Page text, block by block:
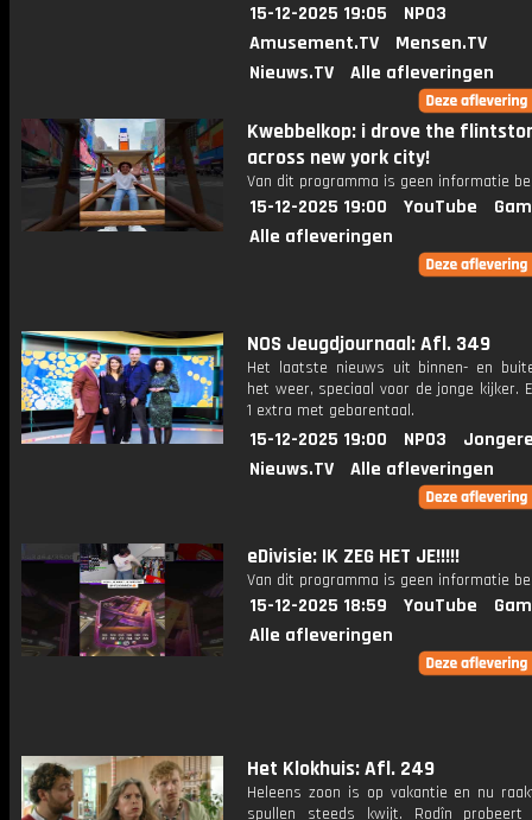
15-12-2025 19:05
NPO3
Amusement.TV
Mensen.TV
Nieuws.TV
Alle afleveringen
Kwebbelkop: i drove the
across new york city!
Van dit programma is geen informatie
15-12-2025 19:00 YouTube
Alle afleveringen
NOS Jeugdjournaal: Afl. 349
Het laatste nieuws uit binnen- en
het weer, speciaal voor de jonge kijker.
1 extra met gebarentaal.
15-12-2025 19:00 NPO3
Nieuws.TV
Alle afleveringen
eDivisie: IK ZEG HET JE!!!!!
Van dit programma is geen informatie
15-12-2025 18:59 YouTube
Alle afleveringen
Het Klokhuis: Afl. 249
Heleens zoon is op vakantie en nu
spullen steeds kwijt. Rodîn